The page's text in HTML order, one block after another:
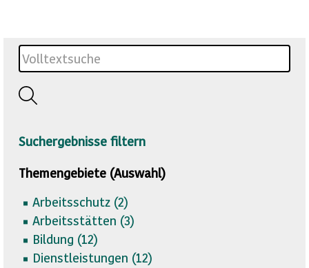
Suchergebnisse filtern
Themengebiete (Auswahl)
Arbeitsschutz (2)
Arbeitsstätten (3)
Bildung (12)
Dienstleistungen (12)